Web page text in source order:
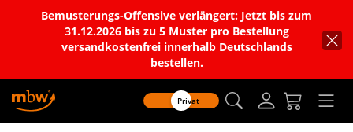
Bemusterungs-Offensive verlängert: Jetzt bis zum
31.12.2026 bis zu 5 Muster pro Bestellung
versandkostenfrei innerhalb Deutschlands
bestellen.
Privat